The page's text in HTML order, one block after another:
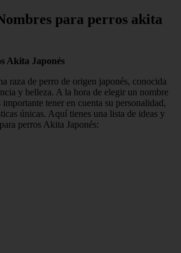
para perros akita
Akita Japonés
raza de perro de origen japonés, conocida
y belleza. A la hora de elegir un nombre
tener en cuenta su personalidad,
únicas. Aquí tienes una lista de ideas y
perros Akita Japonés: